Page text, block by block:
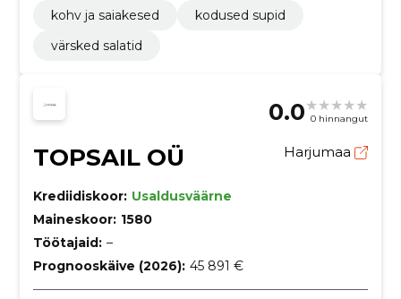
kohv ja saiakesed
kodused supid
värsked salatid
0.0 0 hinnangut
TOPSAIL OÜ Harjumaa
Krediidiskoor: Usaldusväärne
Maineskoor: 1580
Töötajaid: –
Prognooskäive (2026): 45 891 €